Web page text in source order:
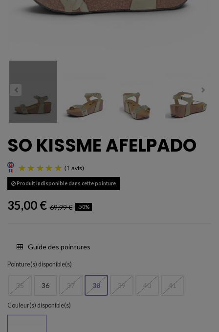
SO KISSME AFELPADO
(1 avis)
Produit indisponible dans cette pointure
35,00 € 69,99 € -50%
Guide des pointures
Pointure(s) disponible(s)
35 36 37 38 39 40 41
Couleur(s) disponible(s)